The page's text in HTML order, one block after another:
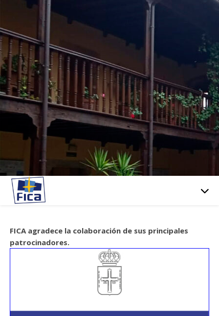
FICA agradece la colaboración de sus principales
patrocinadores.